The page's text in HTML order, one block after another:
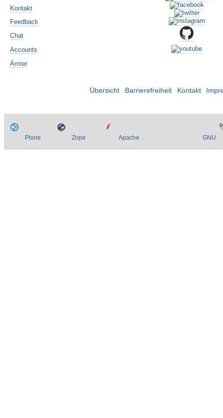
Kontakt
Feedback
Chat
Accounts
Ämter
Übersicht Barrierefreiheit Kontakt
Plone Zope Apache GNU